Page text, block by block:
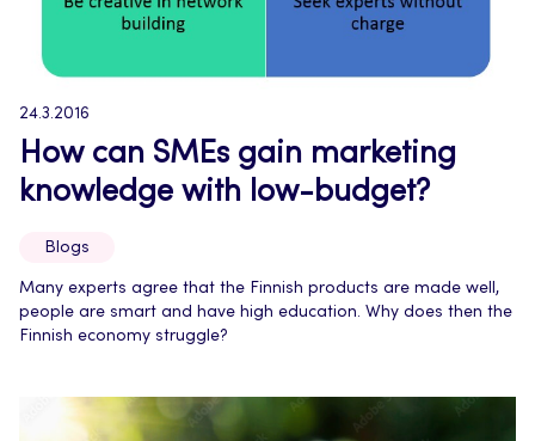
24.3.2016
How can SMEs gain marketing
knowledge with low-budget?
Blogs
Many experts agree that the Finnish products are made well,
people are smart and have high education. Why does then the
Finnish economy struggle?